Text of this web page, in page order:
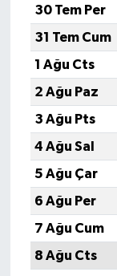
30 Tem Per
31 Tem Cum
1 Ağu Cts
2 Ağu Paz
3 Ağu Pts
4 Ağu Sal
5 Ağu Çar
6 Ağu Per
7 Ağu Cum
8 Ağu Cts